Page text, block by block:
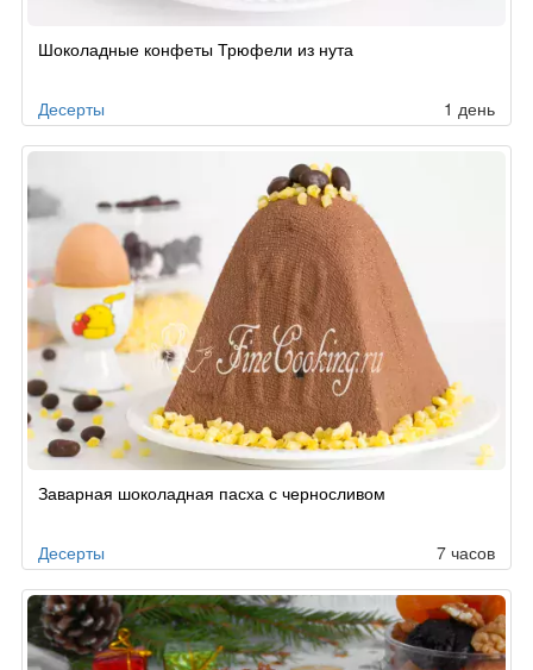
Шоколадные конфеты Трюфели из нута
Десерты 1 день
Заварная шоколадная пасха с черносливом
Десерты 7 часов